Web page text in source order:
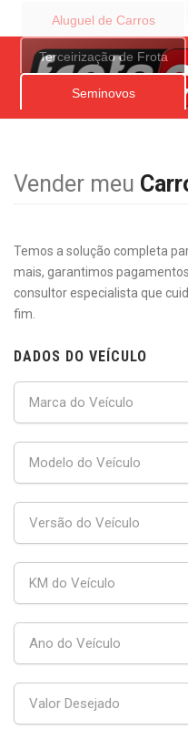
Aluguel de Carros
Terceirização de Frota
Seminovos
Vender meu
Temos a solução completa
mais, garantimos
consultor especialista que
fim.
DADOS DO VEÍCULO